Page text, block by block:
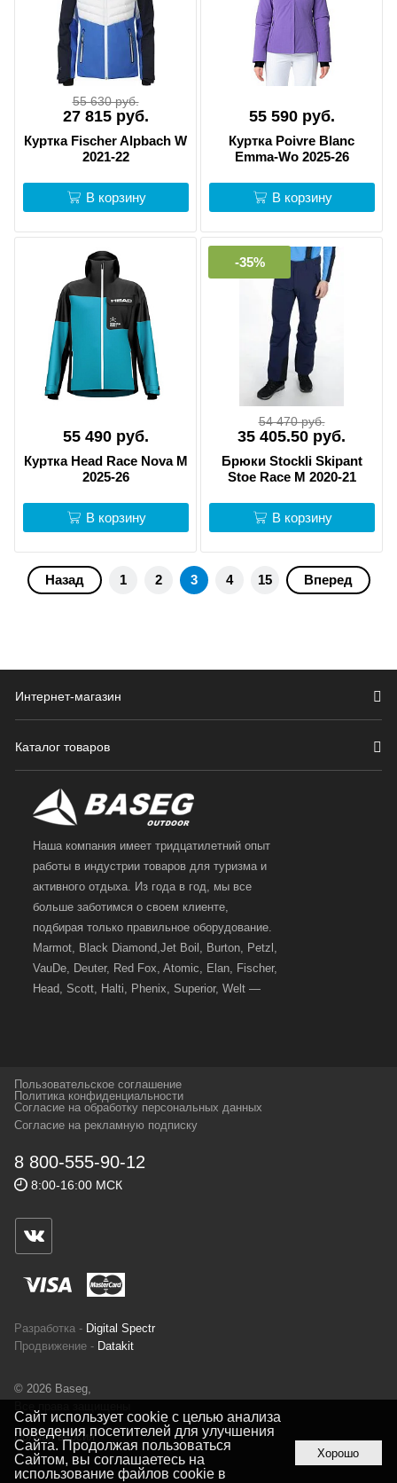
55 630 руб.
27 815 руб.
Куртка Fischer Alpbach W
2021-22
В корзину
55 590 руб.
Куртка Poivre Blanc
Emma-Wo 2025-26
В корзину
55 490 руб.
Куртка Head Race Nova M
2025-26
В корзину
-35%
54 470 руб.
35 405.50 руб.
Брюки Stockli Skipant
Stoe Race M 2020-21
В корзину
Назад 1 2 3 4 15 Вперед
Интернет-магазин
Каталог товаров
Наша компания имеет тридцатилетний опыт
работы в индустрии товаров для туризма и
активного отдыха. Из года в год, мы все
больше заботимся о своем клиенте,
подбирая только правильное оборудование.
Marmot, Black Diamond,Jet Boil, Burton, Petzl,
VauDe, Deuter, Red Fox, Atomic, Elan, Fischer,
Head, Scott, Halti, Phenix, Superior, Welt —
и взыскательных путешественников,
спортсменов и отдыхающих.
Геннадьевич
ИНН 590300057023 ОГРН 304590319000121
ул.Советская, 25, магазин Басег.
Тел./факс (342) 2101242
Пользовательское соглашение
Политика конфиденциальности
Согласие на обработку персональных данных
Согласие на рекламную подписку
8 800-555-90-12
8:00-16:00 МСК
Разработка - Digital Spectr
Продвижение - Datakit
© 2026 Baseg,
Полная версия
Сайт использует cookie с целью анализа
поведения посетителей для улучшения
Сайта. Продолжая пользоваться
Сайтом, вы соглашаетесь на
использование файлов cookie в
Хорошо